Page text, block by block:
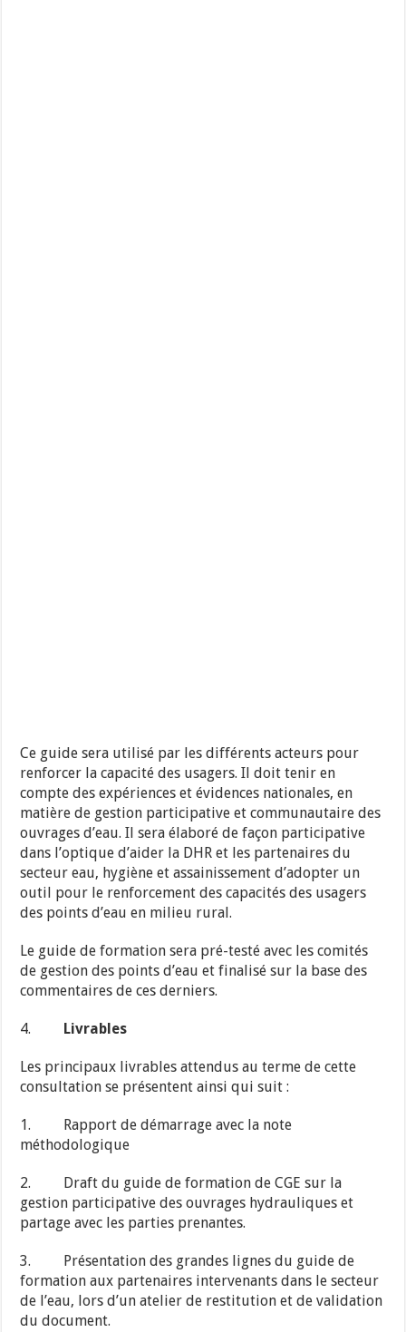
Ce guide sera utilisé par les différents acteurs pour
renforcer la capacité des usagers. Il doit tenir en
compte des expériences et évidences nationales, en
matière de gestion participative et communautaire des
ouvrages d’eau. Il sera élaboré de façon participative
dans l’optique d’aider la DHR et les partenaires du
secteur eau, hygiène et assainissement d’adopter un
outil pour le renforcement des capacités des usagers
des points d’eau en milieu rural.
Le guide de formation sera pré-testé avec les comités
de gestion des points d’eau et finalisé sur la base des
commentaires de ces derniers.
4. Livrables
Les principaux livrables attendus au terme de cette
consultation se présentent ainsi qui suit :
1. Rapport de démarrage avec la note
méthodologique
2. Draft du guide de formation de CGE sur la
gestion participative des ouvrages hydrauliques et
partage avec les parties prenantes.
3. Présentation des grandes lignes du guide de
formation aux partenaires intervenants dans le secteur
de l’eau, lors d’un atelier de restitution et de validation
du document.